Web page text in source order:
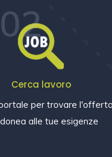
02
Cerca lavoro
per trovare
alle tue esigenze